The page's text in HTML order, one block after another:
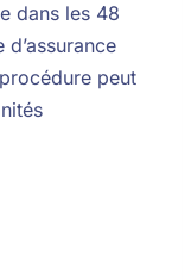
dans les 48
peut